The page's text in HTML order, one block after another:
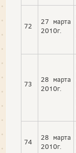
72
27 марта
2010г.
73
28 марта
2010г.
74
28 марта
2010г.